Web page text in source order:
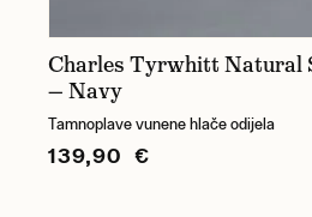
Charles Tyrwhitt Natural
— Navy
Tamnoplave vunene hlače odijela
139,90 €